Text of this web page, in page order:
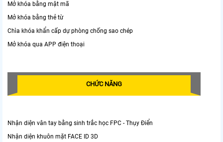
Mở khóa bằng mật mã
Mở khóa bằng thẻ từ
Chìa khóa khẩn cấp dự phòng chống sao chép
Mở khóa qua APP điện thoại
CHỨC NĂNG
Nhận diện vân tay bằng sinh trắc học FPC - Thụy Điển
Nhận diện khuôn mặt FACE ID 3D